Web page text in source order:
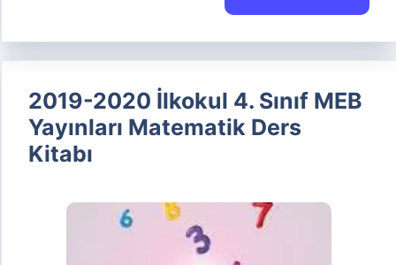
2019-2020 İlkokul 4. Sınıf MEB
Yayınları Matematik Ders
Kitabı